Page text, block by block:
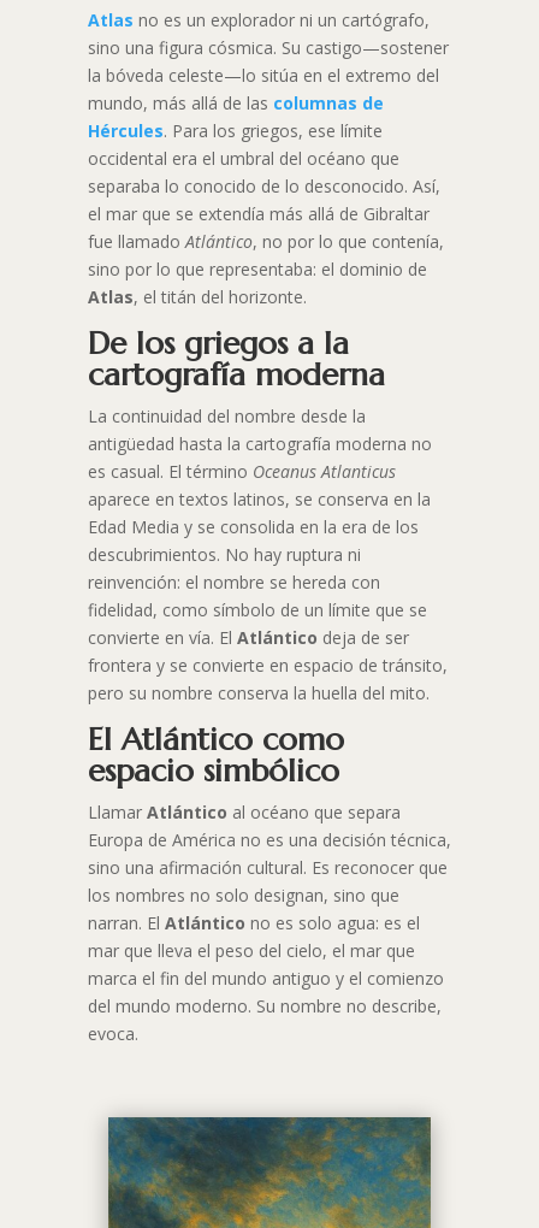
Atlas no es un explorador ni un cartógrafo,
sino una figura cósmica. Su castigo—sostener
la bóveda celeste—lo sitúa en el extremo del
mundo, más allá de las columnas de
Hércules. Para los griegos, ese límite
occidental era el umbral del océano que
separaba lo conocido de lo desconocido. Así,
el mar que se extendía más allá de Gibraltar
fue llamadoAtlántico, no por lo que contenía,
sino por lo que representaba: el dominio de
Atlas, el titán del horizonte.
De los griegos a la
cartografía moderna
La continuidad del nombre desde la
antigüedad hasta la cartografía moderna no
es casual. El término Oceanus Atlanticus
aparece en textos latinos, se conserva en la
Edad Media y se consolida en la era de los
descubrimientos. No hay ruptura ni
reinvención: el nombre se hereda con
fidelidad, como símbolo de un límite que se
convierte en vía. El Atlántico deja de ser
frontera y se convierte en espacio de tránsito,
pero su nombre conserva la huella del mito.
El Atlántico como
espacio simbólico
Llamar Atlántico al océano que separa
Europa de América no es una decisión técnica,
sino una afirmación cultural. Es reconocer que
los nombres no solo designan, sino que
narran. El Atlántico no es solo agua: es el
mar que lleva el peso del cielo, el mar que
marca el fin del mundo antiguo y el comienzo
del mundo moderno. Su nombre no describe,
evoca.